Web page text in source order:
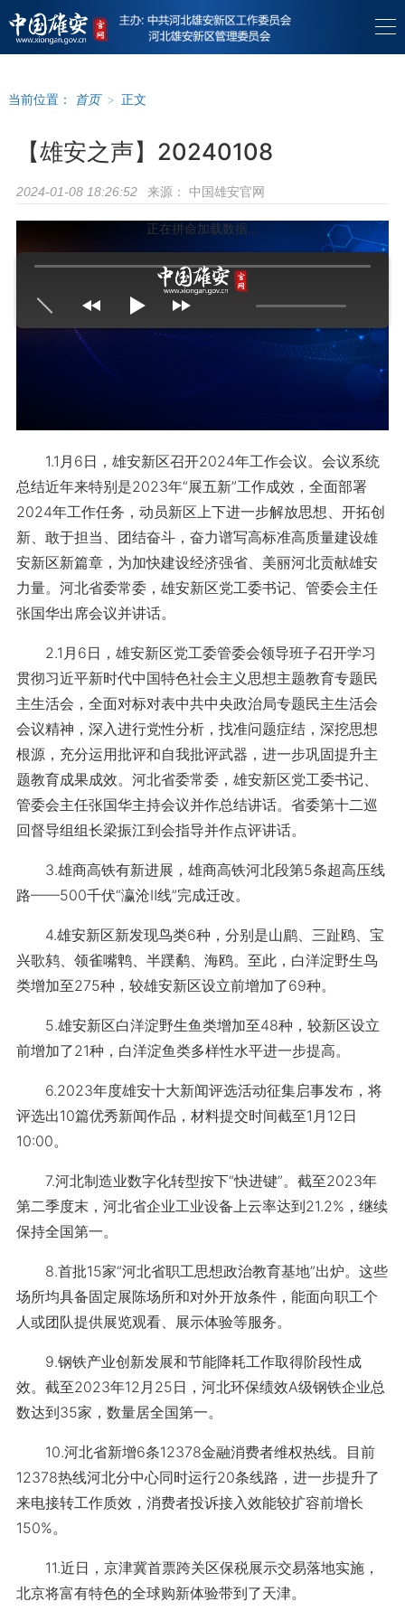
当前位置： 首页 > 正文
【雄安之声】20240108
2024-01-08 18:26:52 来源： 中国雄安官网
正在拼命加载数据...
1.1月6日，雄安新区召开2024年工作会议。会议系统
总结近年来特别是2023年“展五新”工作成效，全面部署
2024年工作任务，动员新区上下进一步解放思想、开拓创
新、敢于担当、团结奋斗，奋力谱写高标准高质量建设雄
安新区新篇章，为加快建设经济强省、美丽河北贡献雄安
力量。河北省委常委，雄安新区党工委书记、管委会主任
张国华出席会议并讲话。
2.1月6日，雄安新区党工委管委会领导班子召开学习
贯彻习近平新时代中国特色社会主义思想主题教育专题民
主生活会，全面对标对表中共中央政治局专题民主生活会
会议精神，深入进行党性分析，找准问题症结，深挖思想
根源，充分运用批评和自我批评武器，进一步巩固提升主
题教育成果成效。河北省委常委，雄安新区党工委书记、
管委会主任张国华主持会议并作总结讲话。省委第十二巡
回督导组组长梁振江到会指导并作点评讲话。
3.雄商高铁有新进展，雄商高铁河北段第5条超高压线
路——500千伏“瀛沧Ⅱ线”完成迁改。
4.雄安新区新发现鸟类6种，分别是山鹛、三趾鸥、宝
兴歌鸫、领雀嘴鹎、半蹼鹬、海鸥。至此，白洋淀野生鸟
类增加至275种，较雄安新区设立前增加了69种。
5.雄安新区白洋淀野生鱼类增加至48种，较新区设立
前增加了21种，白洋淀鱼类多样性水平进一步提高。
6.2023年度雄安十大新闻评选活动征集启事发布，将
评选出10篇优秀新闻作品，材料提交时间截至1月12日
10:00。
7.河北制造业数字化转型按下“快进键”。截至2023年
第二季度末，河北省企业工业设备上云率达到21.2%，继续
保持全国第一。
8.首批15家“河北省职工思想政治教育基地”出炉。这些
场所均具备固定展陈场所和对外开放条件，能面向职工个
人或团队提供展览观看、展示体验等服务。
9.钢铁产业创新发展和节能降耗工作取得阶段性成
效。截至2023年12月25日，河北环保绩效A级钢铁企业总
数达到35家，数量居全国第一。
10.河北省新增6条12378金融消费者维权热线。目前
12378热线河北分中心同时运行20条线路，进一步提升了
来电接转工作质效，消费者投诉接入效能较扩容前增长
150%。
11.近日，京津冀首票跨关区保税展示交易落地实施，
北京将富有特色的全球购新体验带到了天津。